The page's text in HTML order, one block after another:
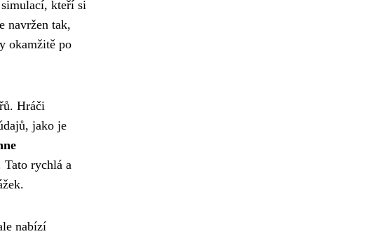
kteří si
navržen tak,
okamžitě po
Hráči
jako je
Tato rychlá a
nabízí